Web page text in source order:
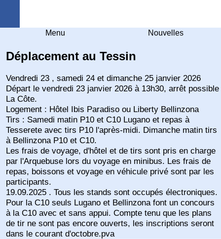
Menu Nouvelles
Déplacement au Tessin
Vendredi 23 , samedi 24 et dimanche 25 janvier 2026
Départ le vendredi 23 janvier 2026 à 13h30, arrêt possible
La Côte.
Logement : Hôtel Ibis Paradiso ou Liberty Bellinzona
Tirs : Samedi matin P10 et C10 Lugano et repas à
Tesserete avec tirs P10 l'après-midi. Dimanche matin tirs
à Bellinzona P10 et C10.
Les frais de voyage, d'hôtel et de tirs sont pris en charge
par l'Arquebuse lors du voyage en minibus. Les frais de
repas, boissons et voyage en véhicule privé sont par les
participants.
19.09.2025 . Tous les stands sont occupés électroniques.
Pour la C10 seuls Lugano et Bellinzona font un concours
à la C10 avec et sans appui. Compte tenu que les plans
de tir ne sont pas encore ouverts, les inscriptions seront
dans le courant d'octobre.pva